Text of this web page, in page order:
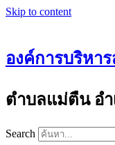
Skip to content
องค์การบริหา
ตำบลแม่ตืน อ
Search